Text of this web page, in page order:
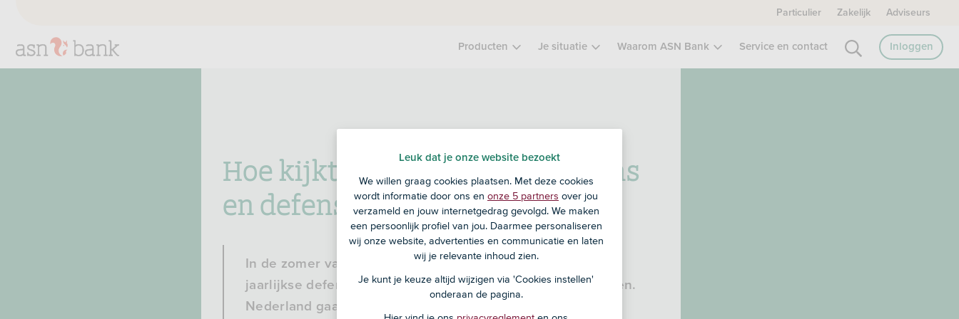
Particulier Zakelijk Adviseurs
Producten Je situatie Waarom ASN Bank Service en contact Inloggen
Hoe kijkt ASN Bank naar wapens
en defensie?
In de zomer van 2025 spraken alle NAVO-landen af om de
jaarlijkse defensie-uitgaven tot 2035 structureel te verhogen.
Nederland gaat hieraan bijdragen en daarbij wordt ook
Leuk dat je onze website bezoekt
We willen graag cookies plaatsen. Met deze cookies
wordt informatie door ons en onze 5 partners over jou
verzameld en jouw internetgedrag gevolgd. We maken
een persoonlijk profiel van jou. Daarmee personaliseren
wij onze website, advertenties en communicatie en laten
wij je relevante inhoud zien.
Je kunt je keuze altijd wijzigen via 'Cookies instellen'
onderaan de pagina.